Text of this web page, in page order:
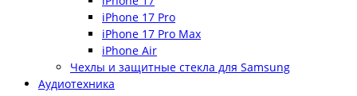
iPhone 17 Pro
iPhone 17 Pro Max
iPhone Air
Чехлы и защитные стекла для Samsung
Аудиотехника